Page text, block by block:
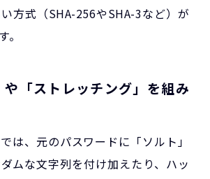
方式（SHA-256やSHA-3など）が
「ストレッチング」を組み
は、元のパスワードに「ソルト」
ムな文字列を付け加えたり、ハッ